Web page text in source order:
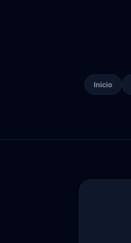
Inicio